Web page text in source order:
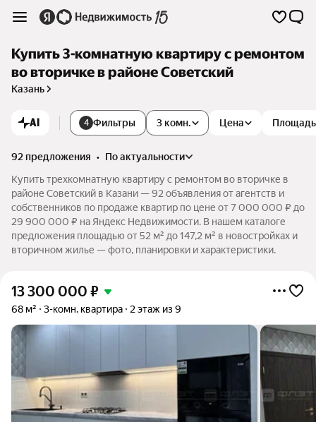
Купить 3-комнатную квартиру с ремонтом
во вторичке в районе Советский
Казань
AI 4 Фильтры 3 комн. Цена Площадь
92 предложения •
по актуальности
Купить трехкомнатную квартиру с ремонтом во вторичке в
районе Советский в Казани — 92 объявления от агентств и
собственников по продаже квартир по цене от 7 000 000 ₽ до
29 900 000 ₽ на Яндекс Недвижимости. В нашем каталоге
предложения площадью от 52 м² до 147,2 м² в новостройках и
вторичном жилье — фото, планировки и характеристики.
13 300 000 ₽
68 м² 3-комн. квартира 2 этаж из 9